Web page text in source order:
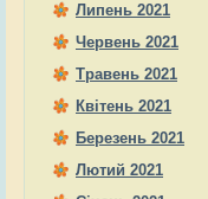
Липень 2021
Червень 2021
Травень 2021
Квітень 2021
Березень 2021
Лютий 2021